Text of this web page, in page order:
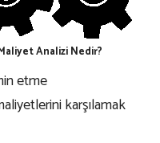
Analizi Nedir?
etme
karşılamak